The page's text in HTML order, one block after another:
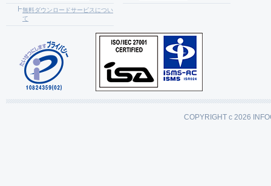
無料ダウンロードサービスについ
て
COPYRIGHT c 2026